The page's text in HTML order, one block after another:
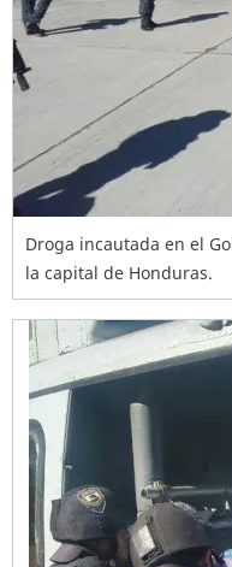
Droga incautada en el
la capital de Honduras.